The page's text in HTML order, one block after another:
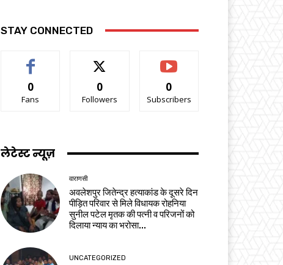
STAY CONNECTED
0
Fans
0
Followers
0
Subscribers
लेटेस्ट न्यूज़
वाराणसी
अवलेशपुर जितेन्द्र हत्याकांड के दूसरे दिन
पीड़ित परिवार से मिले विधायक रोहनिया
सुनील पटेल मृतक की पत्नी व परिजनों को
दिलाया न्याय का भरोसा...
UNCATEGORIZED